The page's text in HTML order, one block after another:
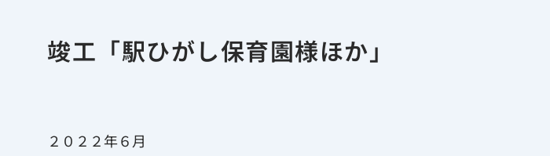
竣工「駅ひがし保育園様ほか」
２０２２年６月